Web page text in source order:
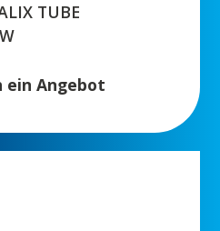
TUBE
ein Angebot